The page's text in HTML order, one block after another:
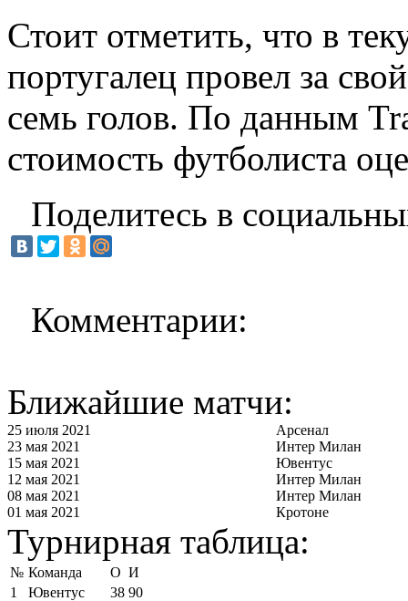
Стоит отметить, что в
португалец провел за
семь голов. По данным
стоимость футболиста
Поделитесь в
Комментарии:
Ближайшие матчи:
25 июля 2021
Арсенал
23 мая 2021
Интер Милан
15 мая 2021
Ювентус
12 мая 2021
Интер Милан
08 мая 2021
Интер Милан
01 мая 2021
Кротоне
Турнирная таблица:
№ Команда О И
1
Ювентус 38 90